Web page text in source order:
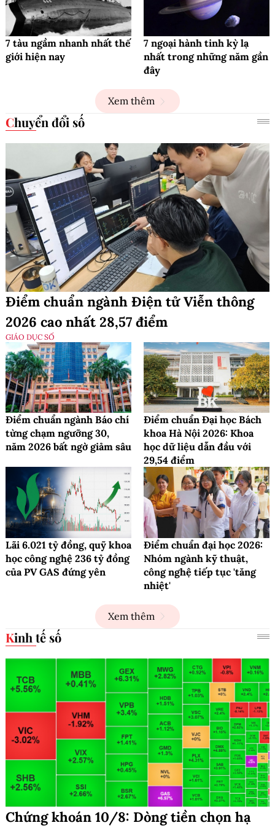
7 tàu ngầm nhanh nhất thế
giới hiện nay
7 ngoại hành tinh kỳ lạ
nhất trong những năm gần
đây
Xem thêm
Chuyển đổi số
Điểm chuẩn ngành Điện tử Viễn thông
2026 cao nhất 28,57 điểm
GIÁO DỤC SỐ
Điểm chuẩn ngành Báo chí
từng chạm ngưỡng 30,
năm 2026 bất ngờ giảm sâu
Điểm chuẩn Đại học Bách
khoa Hà Nội 2026: Khoa
học dữ liệu dẫn đầu với
29,54 điểm
Lãi 6.021 tỷ đồng, quỹ khoa
học công nghệ 236 tỷ đồng
của PV GAS đứng yên
Điểm chuẩn đại học 2026:
Nhóm ngành kỹ thuật,
công nghệ tiếp tục 'tăng
nhiệt'
Xem thêm
Kinh tế số
Chứng khoán 10/8: Dòng tiền chọn hạ